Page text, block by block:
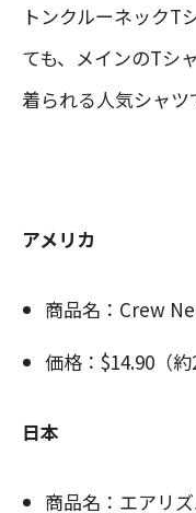
トンクルーネックT
ても、メインのTシ
着られる人気シャツ
アメリカ
商品名：Crew
価格：$14.90（約
日本
商品名：エアリ